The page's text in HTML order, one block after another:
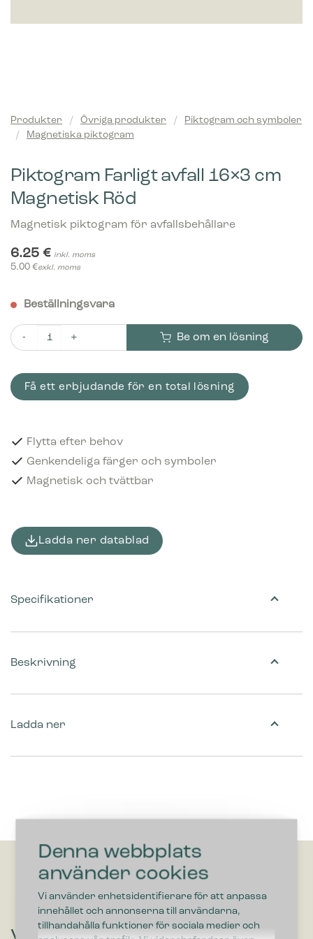
Denna webbplats
använder cookies
Vi använder enhetsidentifierare för att anpassa
innehållet och annonserna till användarna,
tillhandahålla funktioner för sociala medier och
Produkter / Övriga produkter /
Piktogram och symboler
/
Magnetiska piktogram
Piktogram Farligt avfall 16×3 cm
Magnetisk Röd
Magnetisk piktogram för avfallsbehållare
6.25 € inkl. moms
5.00 €exkl. moms
Beställningsvara
Piktogram Farligt avfall 16x3 cm Magnetisk Röd mängd
Be om en lösning
Få ett erbjudande för en total lösning
Flytta efter behov
Genkendeliga färger och symboler
Magnetisk och tvättbar
Ladda ner datablad
Beskrivning
Ladda ner
Specifikationer